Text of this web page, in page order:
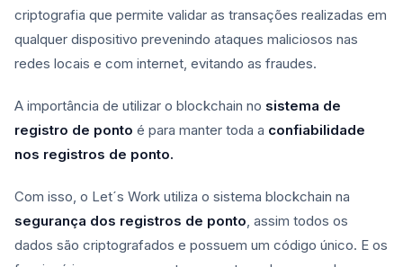
criptografia que permite validar as transações realizadas em
qualquer dispositivo prevenindo ataques maliciosos nas
redes locais e com internet, evitando as fraudes.
A importância de utilizar o blockchain no sistema de
registro de ponto é para manter toda a confiabilidade
nos registros de ponto.
Com isso, o Let´s Work utiliza o sistema blockchain na
segurança dos registros de ponto, assim todos os
dados são criptografados e possuem um código único. E os